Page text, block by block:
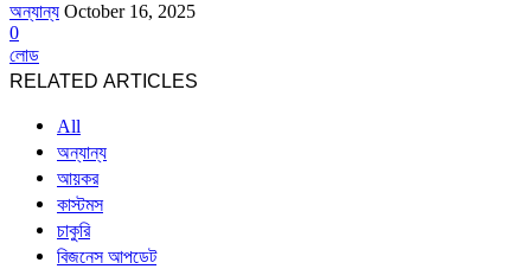
অন্যান্য October 16, 2025
0
লোড
RELATED ARTICLES
All
অন্যান্য
আয়কর
কাস্টমস
চাকুরি
বিজনেস আপডেট